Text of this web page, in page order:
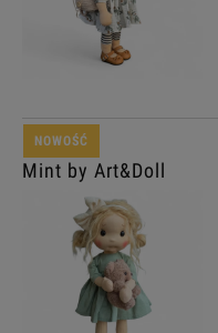
Mint by Art&Doll
NOWOŚĆ